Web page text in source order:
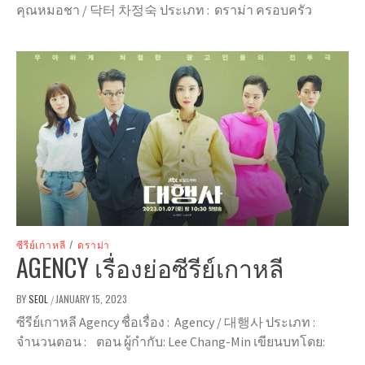
คุณหมอชา / 닥터 차정숙 ประเภท : ดราม่า ครอบครัว
ซีรีย์เกาหลี / ดราม่า
AGENCY เรื่องย่อซีรีย์เกาหลี
BYSEOL / JANUARY 15, 2023
ซีรีย์เกาหลี Agency ชื่อเรื่อง : Agency / 대행사 ประเภท :
จำนวนตอน : ตอน ผู้กำกับ: Lee Chang-Min เขียนบทโดย: